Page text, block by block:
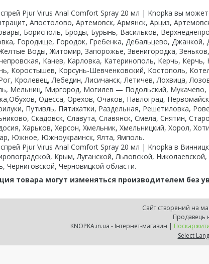
Pjur Virus Anal Comfort Spray 20 мл | Knopka вы
Апостолово, Артемовск, Армянск, Арциз,
Борисполь, Броды, Бурынь, Васильков,
Городище, Городок, Гребенка, Дебальцево,
Воды, Житомир, Запорожье, Звенигородка,
Канев, Карловка, Катеринополь, Керчь,
Коростышев, Корсунь-Шевченковский, Костополь,
Кролевец, Лебедин, Лисичанск, Летичев, Лохвица,
Мельниц, Миргород, Могилев — Подольский,
Одесса, Орехов, Очаков, Павлоград,
Путивль, Пятихатки, Раздельная, Решетиловка,
Скадовск, Славута, Славянск, Смела, Снятин,
Харьков, Херсон, Хмельник, Хмельницкий, Хорол,
Южное, Южноукраинск, Ялта, Ямполь.
Pjur Virus Anal Comfort Spray 20 мл | Knopka в
Крым, Луганской, Львовской,
Черниговской, Черновицкой области.
товара могут изменяться производителем
Сайт створений на
Продавець
KNOPKA.in.ua - Інтернет-магазин |
Select